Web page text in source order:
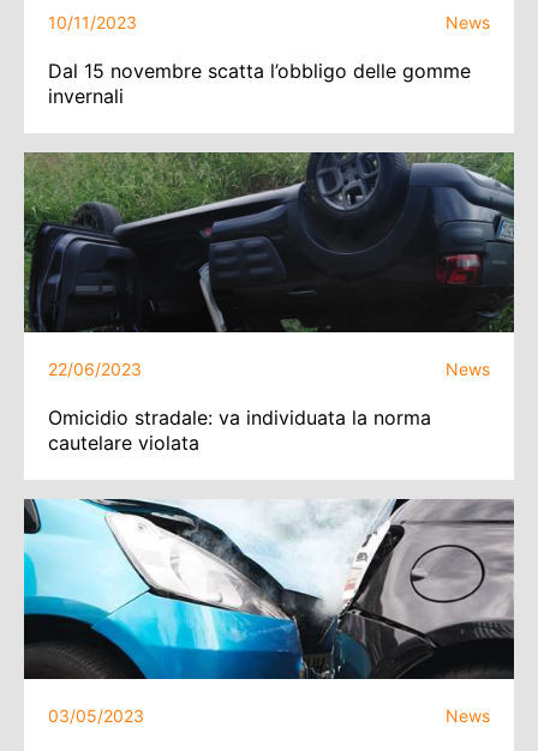
10/11/2023 News
Dal 15 novembre scatta l’obbligo delle gomme
invernali
22/06/2023 News
Omicidio stradale: va individuata la norma
cautelare violata
03/05/2023 News